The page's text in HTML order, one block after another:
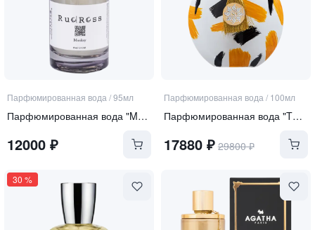
Парфюмированная вода /95мл
Парфюмированная вода "MONKEY"
12000 ₽
Парфюмированная вода / 100мл
Парфюмированная вода "TWIRL"
17880₽ 29800₽
30 %